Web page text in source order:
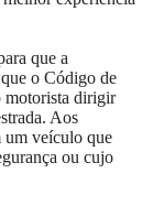
que a
o Código de
motorista dirigir
Aos
um veículo que
ou cujo